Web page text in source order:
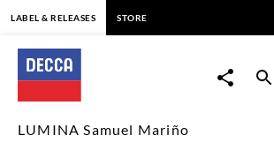
LUMINA
Samuel
Mariño
LABEL & RELEASES STORE
LUMINA Samuel Mariño